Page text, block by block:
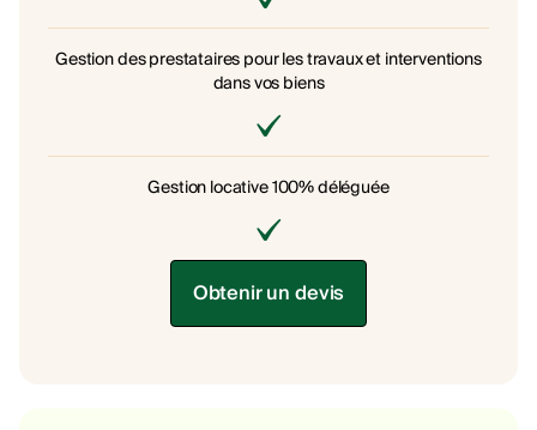
Gestion des prestataires pour les travaux et interventions
dans vos biens
Gestion locative 100% déléguée
Obtenir un devis